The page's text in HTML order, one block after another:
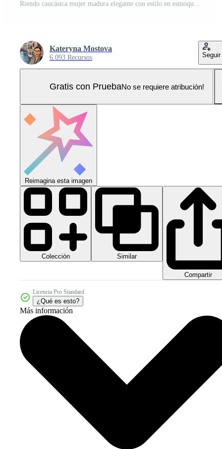
Riendo caucásica mujer madura elegante con estilo en esmoquin con una copa de vino espumoso. fiesta, celebración, concepto anti edad. Foto Pro
Kateryna Mostova
6.093 Recursos Seguir
Gratis con PruebaNo se requiere atribución!
Reimagina esta imagen
Colección Similar
Compartir
Licencia Pro Standard
¿Qué es esto?
Más información